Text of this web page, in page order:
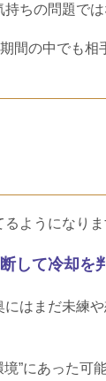
ちの問題では
間の中でも
ようになりま
して冷却を
はまだ未練
”にあった